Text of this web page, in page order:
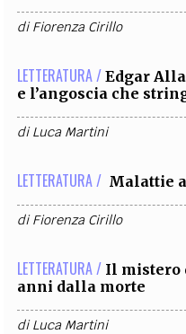
diFiorenza Cirillo
LETTERATURA / Edgar
e l’angoscia che
diLuca Martini
LETTERATURA / Malattie
diFiorenza Cirillo
LETTERATURA / Il mistero
anni dalla morte
diLuca Martini